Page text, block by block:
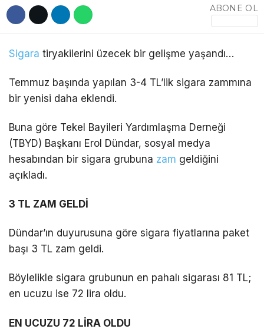
WhatsApp İhbar
Facebook
TikTok
POLITIKA
EĞITIM
DIĞER
ABONE OL
Sigara tiryakilerini üzecek bir gelişme yaşandı…
Temmuz başında yapılan 3-4 TL’lik sigara zammına
bir yenisi daha eklendi.
Buna göre Tekel Bayileri Yardımlaşma Derneği
(TBYD) Başkanı Erol Dündar, sosyal medya
hesabından bir sigara grubuna zam geldiğini
açıkladı.
3 TL ZAM GELDİ
Dündar’ın duyurusuna göre sigara fiyatlarına paket
başı 3 TL zam geldi.
Böylelikle sigara grubunun en pahalı sigarası 81 TL;
en ucuzu ise 72 lira oldu.
EN UCUZU 72 LİRA OLDU